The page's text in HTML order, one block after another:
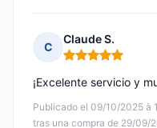
C
Claude S.
Nota: 5 de 5
Publicado el 09/10/2025 à
tras una compra de 29/09/
¡Excelente servicio y